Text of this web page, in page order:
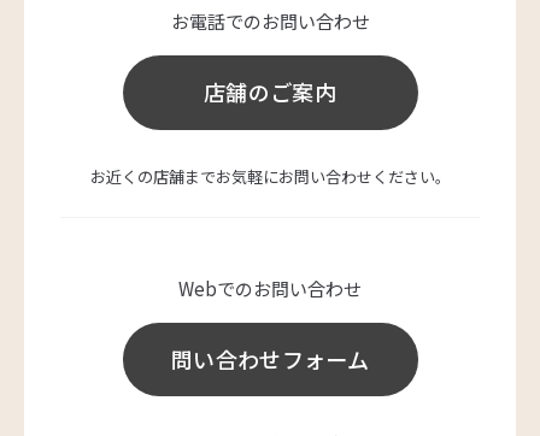
お電話でのお問い合わせ
店舗のご案内
お近くの店舗までお気軽にお問い合わせください。
Webでのお問い合わせ
問い合わせフォーム